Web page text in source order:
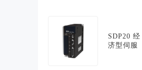
SDP20 经
济型伺服